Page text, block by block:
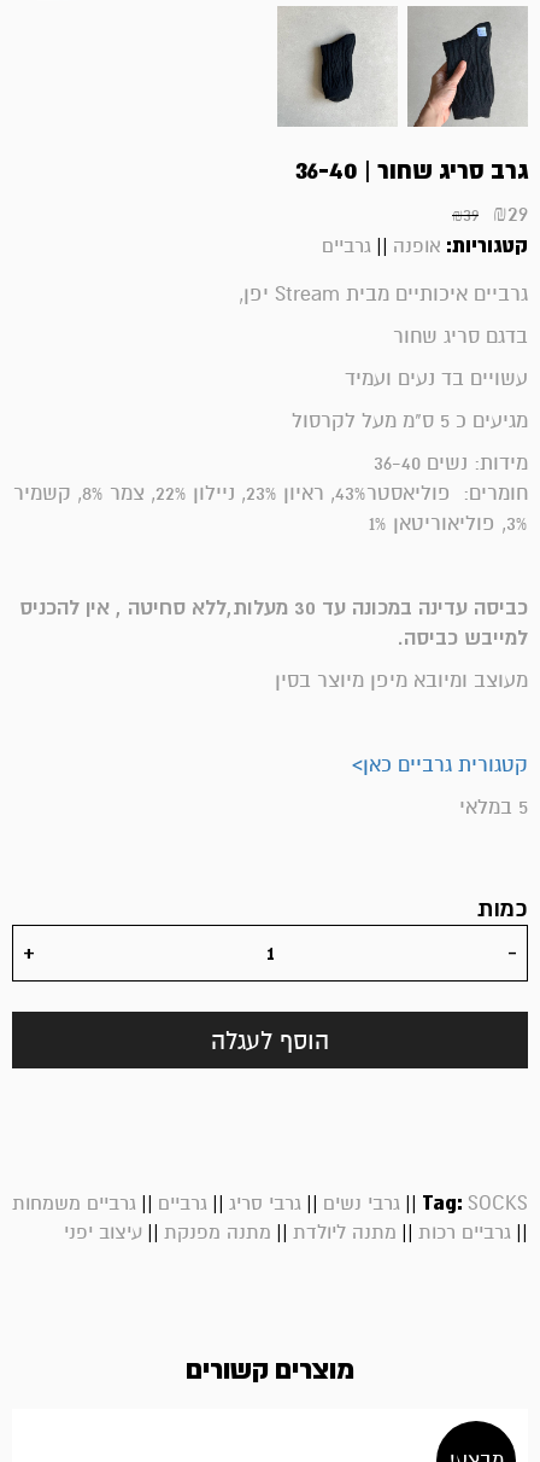
גרב סריג שחור | 36-40
₪39 ₪29
קטגוריות: אופנה || גרביים
גרביים איכותיים מבית Stream יפן,
בדגם סריג שחור
עשויים בד נעים ועמיד
מגיעים כ 5 ס"מ מעל לקרסול
מידות: נשים 36-40
חומרים:
פוליאסטר43%, ראיון 23%, ניילון 22%, צמר 8%, קשמיר
3%, פוליאוריטאן 1%
כביסה עדינה במכונה עד 30 מעלות,ללא סחיטה , אין להכניס
למייבש כביסה.
מעוצב ומיובא מיפן מיוצר בסין
קטגורית גרביים כאן>
5 במלאי
כמות
הוסף לעגלה
Tag: SOCKS
|| גרבי נשים || גרבי סריג || גרביים || גרביים משמחות
|| גרביים רכות || מתנה ליולדת || מתנה מפנקת || עיצוב יפני
מוצרים קשורים